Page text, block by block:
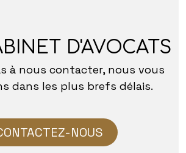
D'AVOCATS
à nous contacter, nous vous
dans les plus brefs délais.
NOUS